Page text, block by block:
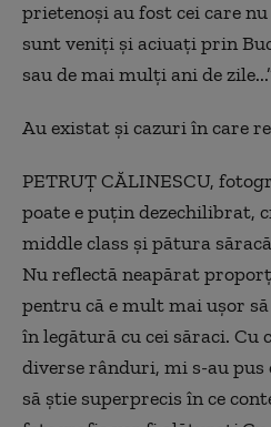
prietenoși au fost cei care
sunt veniți și aciuați prin
sau de mai mulți ani de
Au existat și cazuri în care
PETRUȚ CĂLINESCU,
poate e puțin dezechilibrat,
middle class și pătura
Nu reflectă neapărat
pentru că e mult mai ușor
în legătură cu cei săraci. Cu
diverse rânduri, mi s-au
să știe superprecis în ce